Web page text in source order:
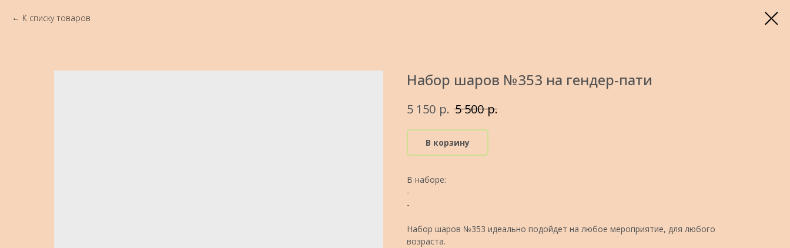
К списку товаров
Набор шаров №353 на гендер-пати
5 150 р. 5 500 р.
В корзину
В наборе:
-
-
Набор шаров №353 идеально подойдет на любое мероприятие, для любого
возраста.